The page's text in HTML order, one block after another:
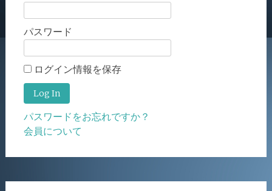
パスワード
ログイン情報を保存
パスワードをお忘れですか？
会員について